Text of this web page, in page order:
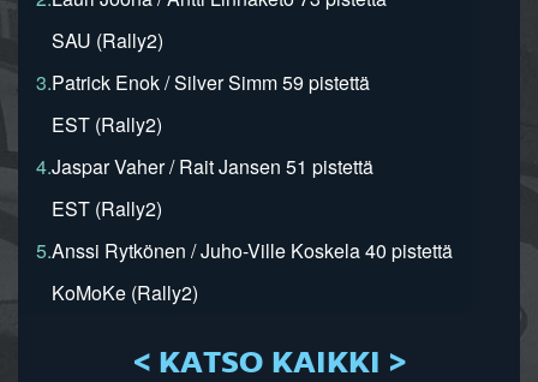
SAU (Rally2)
3.Patrick Enok / Silver Simm 59 pistettä
EST (Rally2)
4.Jaspar Vaher / Rait Jansen 51 pistettä
EST (Rally2)
5.Anssi Rytkönen / Juho-Ville Koskela 40 pistettä
KoMoKe (Rally2)
< KATSO KAIKKI >